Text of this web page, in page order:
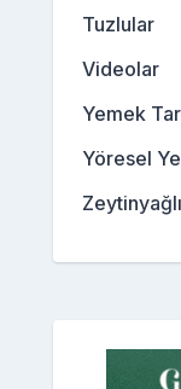
Tuzlular
Videolar
Yemek
Yöresel